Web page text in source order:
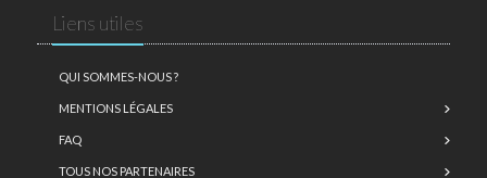
Liens utiles
QUI SOMMES-NOUS ?
MENTIONS LÉGALES
FAQ
TOUS NOS PARTENAIRES